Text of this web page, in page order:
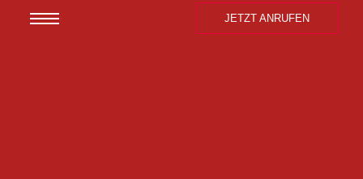
JETZT ANRUFEN